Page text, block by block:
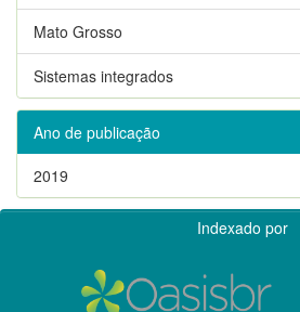
Mato Grosso
Sistemas integrados
Ano de publicação
2019
Indexado por